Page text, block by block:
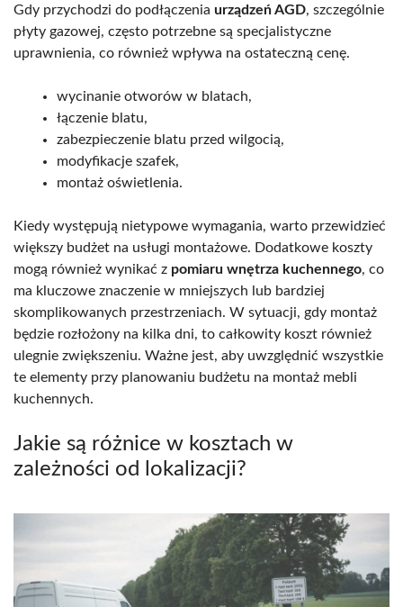
Gdy przychodzi do podłączenia urządzeń AGD, szczególnie
płyty gazowej, często potrzebne są specjalistyczne
uprawnienia, co również wpływa na ostateczną cenę.
wycinanie otworów w blatach,
łączenie blatu,
zabezpieczenie blatu przed wilgocią,
modyfikacje szafek,
montaż oświetlenia.
Kiedy występują nietypowe wymagania, warto przewidzieć
większy budżet na usługi montażowe. Dodatkowe koszty
mogą również wynikać z pomiaru wnętrza kuchennego, co
ma kluczowe znaczenie w mniejszych lub bardziej
skomplikowanych przestrzeniach. W sytuacji, gdy montaż
będzie rozłożony na kilka dni, to całkowity koszt również
ulegnie zwiększeniu. Ważne jest, aby uwzględnić wszystkie
te elementy przy planowaniu budżetu na montaż mebli
kuchennych.
Jakie są różnice w kosztach w
zależności od lokalizacji?